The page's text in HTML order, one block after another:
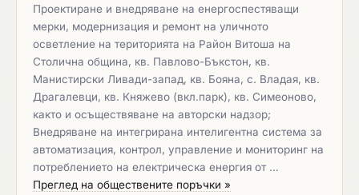
Проектиране и внедряване на енергоспестяващи
мерки, модернизация и ремонт на уличното
осветление на територията на Район Витоша на
Столична община, кв. Павлово-Бъкстон, кв.
Манистирски Ливади-запад, кв. Бояна, с. Владая, кв.
Драгалевци, кв. Княжево (вкл.парк), кв. Симеоново,
както и осъществяване на авторски надзор;
Внедряване на интегрирана интелигентна система за
автоматизация, контрол, управление и мониторинг на
потреблението на електрическа енергия от …
Преглед на обществените поръчки »